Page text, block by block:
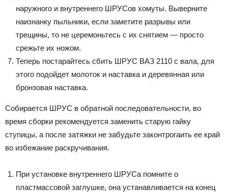
наружного и внутреннего ШРУСов хомуты. Выверните
наизнанку пыльники, если заметите разрывы или
трещины, то не церемоньтесь с их снятием — просто
срежьте их ножом.
Теперь постарайтесь сбить ШРУС ВАЗ 2110 с вала, для
этого подойдет молоток и наставка и деревянная или
бронзовая наставка.
Собирается ШРУС в обратной последовательности, во
время сборки рекомендуется заменить старую гайку
ступицы, а после затяжки не забудьте законтрогаить ее край
во избежание раскручивания.
При установке внутреннего ШРУСа помните о
пластмассовой заглушке, она устанавливается на конец